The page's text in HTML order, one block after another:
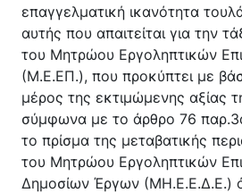
επαγγελματική ικανότητα
αυτής που απαιτείται για την
του Μητρώου Εργοληπτικών
(Μ.Ε.ΕΠ.), που προκύπτει με
μέρος της εκτιμώμενης αξίας
σύμφωνα με το άρθρο 76
το πρίσμα της μεταβατικής
του Μητρώου Εργοληπτικών
Δημοσίων Έργων (ΜΗ.Ε.Ε.Δ.Ε.)